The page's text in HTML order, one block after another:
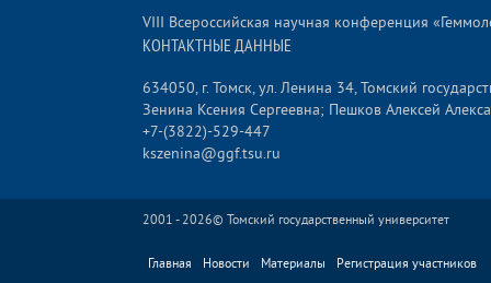
VIII Всероссийская научная конференция
КОНТАКТНЫЕ ДАННЫЕ
634050, г. Томск, ул. Ленина 34, Томский
Зенина Ксения Сергеевна; Пешков Алексей
+7-(3822)-529-447
kszenina@ggf.tsu.ru
2001 - 2026© Томский государственный университет
Главная Новости Материалы Регистрация участников